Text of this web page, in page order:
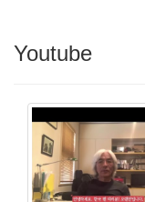
Youtube